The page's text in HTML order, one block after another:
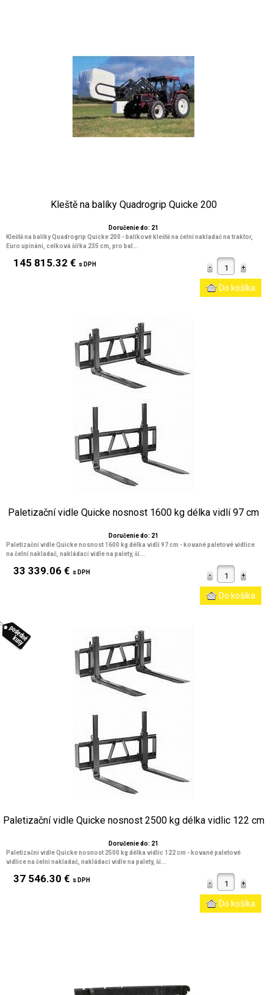
Kleště na balíky Quadrogrip Quicke 200
Doručenie do: 21
Kleště na balíky Quadrogrip Quicke 200 - balíkové kleště na čelní nakladač na traktor,
Euro upínání, celková šířka 235 cm, pro bal...
145 815.32 € s DPH
Paletizační vidle Quicke nosnost 1600 kg délka vidlí 97 cm
Doručenie do: 21
Paletizační vidle Quicke nosnost 1600 kg délka vidlí 97 cm - kované paletové vidlice
na čelní nakladač, nakládací vidle na palety, ší...
33 339.06 € s DPH
Paletizační vidle Quicke nosnost 2500 kg délka vidlic 122 cm
Doručenie do: 21
Paletizační vidle Quicke nosnost 2500 kg délka vidlic 122 cm - kované paletové
vidlice na čelní nakladač, nakládací vidle na palety, ší...
37 546.30 € s DPH